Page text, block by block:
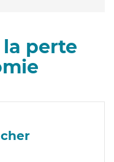
perte